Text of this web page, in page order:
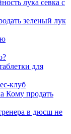
лука севка с
зеленый лук
для
клуб
Кому продать
в дюсш не